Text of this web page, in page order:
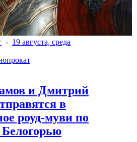
- 19 августа, среда
и Дмитрий
в
роуд-муви по